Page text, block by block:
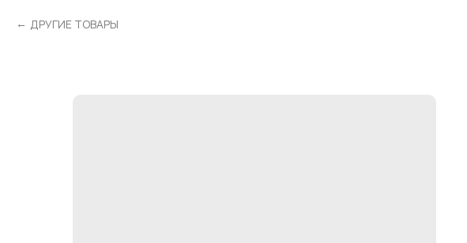
ДРУГИЕ ТОВАРЫ